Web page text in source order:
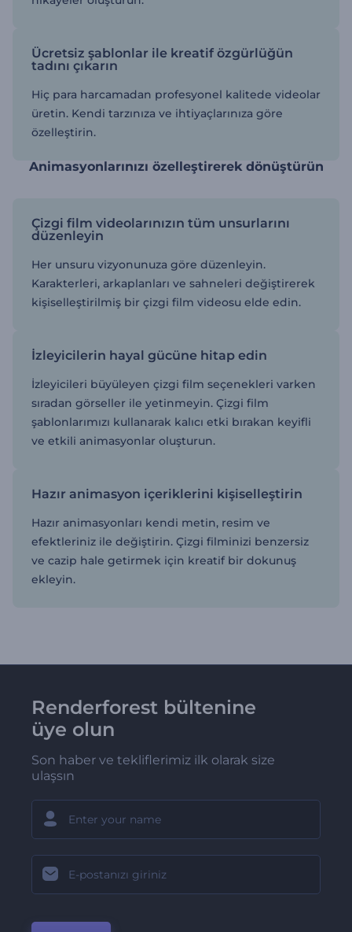
Ücretsiz şablonlar ile kreatif özgürlüğün
tadını çıkarın
Hiç para harcamadan profesyonel kalitede videolar
üretin. Kendi tarzınıza ve ihtiyaçlarınıza göre
özelleştirin.
Animasyonlarınızı özelleştirerek dönüştürün
Çizgi film videolarınızın tüm unsurlarını
düzenleyin
Her unsuru vizyonunuza göre düzenleyin.
Karakterleri, arkaplanları ve sahneleri değiştirerek
kişiselleştirilmiş bir çizgi film videosu elde edin.
İzleyicilerin hayal gücüne hitap edin
İzleyicileri büyüleyen çizgi film seçenekleri varken
sıradan görseller ile yetinmeyin. Çizgi film
şablonlarımızı kullanarak kalıcı etki bırakan keyifli
ve etkili animasyonlar oluşturun.
Hazır animasyon içeriklerini kişiselleştirin
Hazır animasyonları kendi metin, resim ve
efektleriniz ile değiştirin. Çizgi filminizi benzersiz
ve cazip hale getirmek için kreatif bir dokunuş
ekleyin.
Renderforest bültenine
üye olun
Son haber ve tekliflerimiz ilk olarak size
ulaşsın